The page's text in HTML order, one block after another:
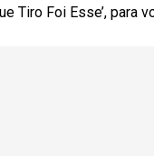
Tiro Foi Esse’, para